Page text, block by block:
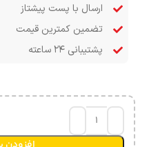
ارسال با پست پیشتاز
تضمین کمترین قیمت
پشتیبانی ۲۴ ساعته